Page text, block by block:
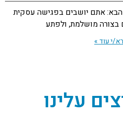
אתם יושבים בפגישה עסקית
בצורה מושלמת, ולפתע
י עוד »
עלינו